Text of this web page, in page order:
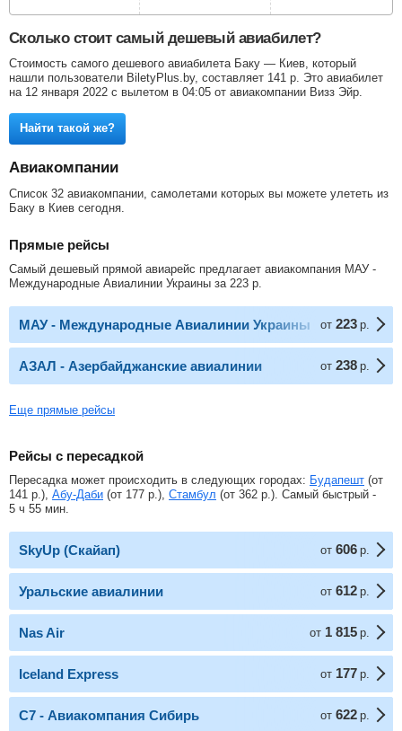
Сколько стоит самый дешевый авиабилет?
Стоимость самого дешевого авиабилета Баку — Киев, который
нашли пользователи BiletyPlus.by, составляет 141 р . Это авиабилет
на 12 января 2022 с вылетом в 04:05 от авиакомпании Визз Эйр.
Найти такой же?
Авиакомпании
Список 32 авиакомпании, самолетами которых вы можете улететь из
Баку в Киев сегодня.
Прямые рейсы
Самый дешевый прямой авиарейс предлагает авиакомпания МАУ -
Международные Авиалинии Украины за 223 р
МАУ - Международные Авиалинии Украины от 223 р.
АЗАЛ - Азербайджанские авиалинии от 238 р.
Еще прямые рейсы
Рейсы с пересадкой
Пересадка может происходить в следующих городах: Будапешт (от
141 р. ), Абу-Даби (от 177 р. ), Стамбул (от 362 р. ). Самый быстрый -
5 ч 55 мин.
SkyUp (Скайап) от 606 р.
Уральские авиалинии от 612 р.
Nas Air от 1 815 р.
Iceland Express от 177 р.
С7 - Авиакомпания Сибирь от 622 р.